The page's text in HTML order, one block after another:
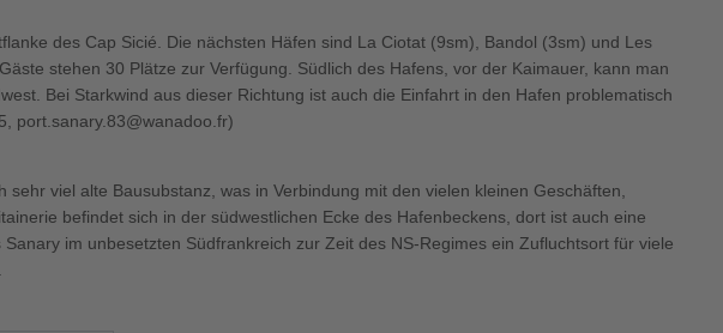
des Cap Sicié. Die nächsten Häfen sind La Ciotat (9sm), Bandol (3sm) und Les
stehen 30 Plätze zur Verfügung. Südlich des Hafens, vor der Kaimauer, kann man
Bei Starkwind aus dieser Richtung ist auch die Einfahrt in den Hafen problematisch
port.sanary.83@wanadoo.fr)
viel alte Bausubstanz, was in Verbindung mit den vielen kleinen Geschäften,
befindet sich in der südwestlichen Ecke des Hafenbeckens, dort ist auch eine
im unbesetzten Südfrankreich zur Zeit des NS-Regimes ein Zufluchtsort für viele